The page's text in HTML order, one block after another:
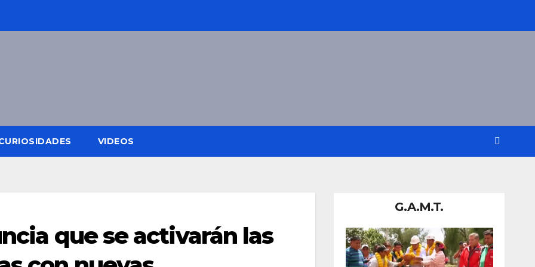
VIDEOS
que se activarán las
G.A.M.T.